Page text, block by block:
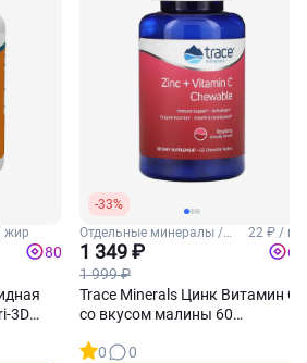
жир
80
3D
-33%
Отдельные минералы /
Цинк
22 ₽ / шт
1 349 ₽
1 999 ₽
67
Trace Minerals Цинк Витамин С
со вкусом малины 60
0
0